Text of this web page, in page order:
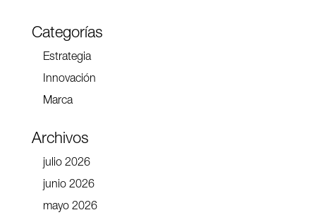
Categorías
Estrategia
Innovación
Marca
Archivos
julio 2026
junio 2026
mayo 2026